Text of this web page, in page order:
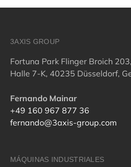
3AXIS GROUP
Fortuna Park Flinger Broich 203,
Halle 7-K, 40235 Düsseldorf,
Fernando Mainar
+49 160 967 877 36
fernando@3axis-group.com
MÁQUINAS INDUSTRIALES